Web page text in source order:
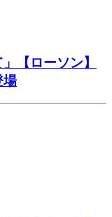
【ローソン】
場